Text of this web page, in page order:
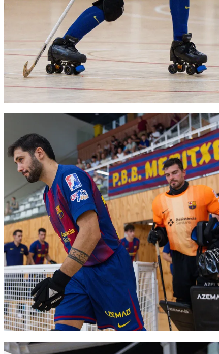
FC Barcelona club badge
FC Barcelona club badge